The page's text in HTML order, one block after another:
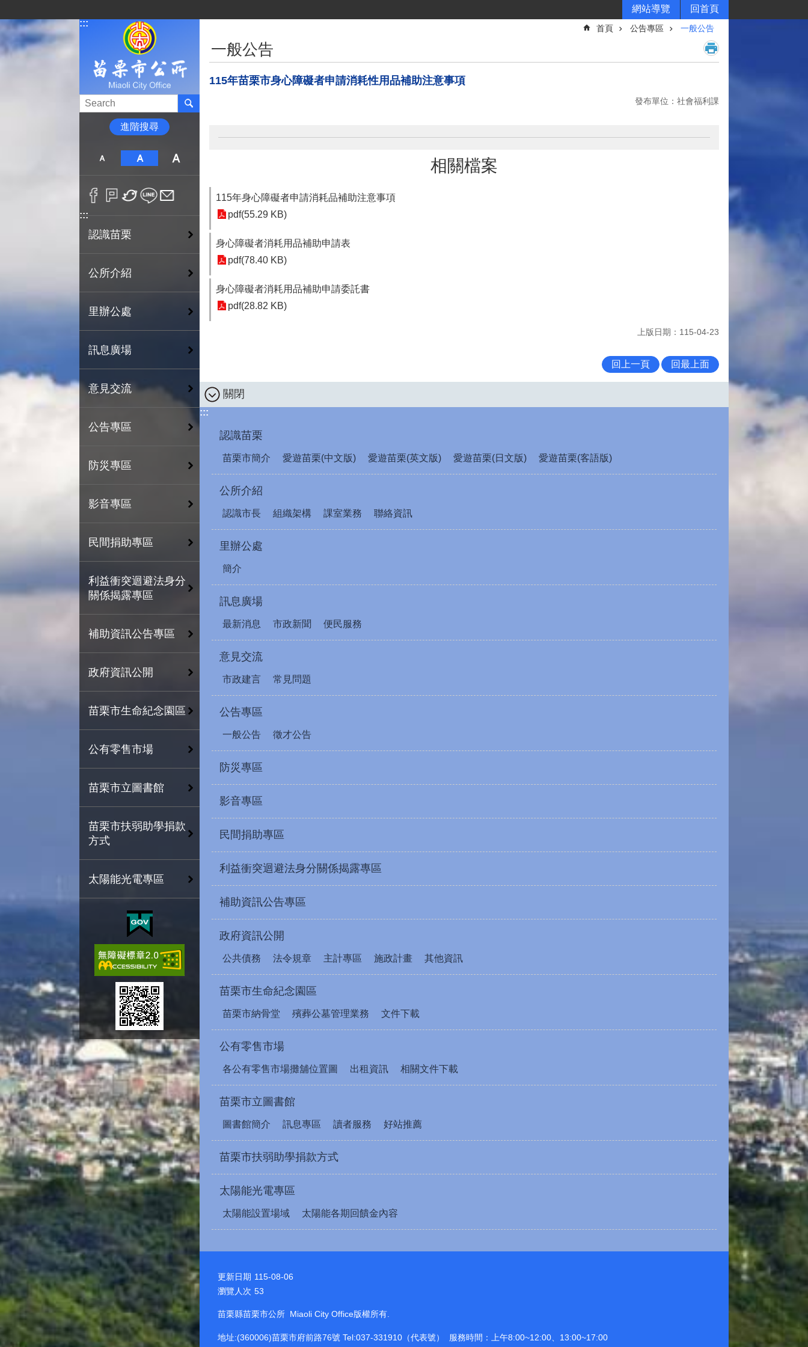
:::
網站導覽 回首頁
進階搜尋
:::
認識苗栗
公所介紹
里辦公處
訊息廣場
意見交流
公告專區
防災專區
影音專區
民間捐助專區
利益衝突迴避法身分
關係揭露專區
補助資訊公告專區
政府資訊公開
苗栗市生命紀念園區
公有零售市場
苗栗市立圖書館
苗栗市扶弱助學捐款
方式
太陽能光電專區
首頁 公告專區 一般公告
一般公告
115年苗栗市身心障礙者申請消耗性用品補助注意事項
發布單位：社會福利課
相關檔案
115年身心障礙者申請消耗品補助注意事項
pdf(55.29 KB)
身心障礙者消耗用品補助申請表
pdf(78.40 KB)
身心障礙者消耗用品補助申請委託書
pdf(28.82 KB)
上版日期：115-04-23
回上一頁 回最上面
關閉
:::
認識苗栗
苗栗市簡介 愛遊苗栗(中文版) 愛遊苗栗(英文版) 愛遊苗栗(日文版) 愛遊苗栗(客語版)
公所介紹
認識市長 組織架構 課室業務 聯絡資訊
里辦公處
簡介
訊息廣場
最新消息 市政新聞 便民服務
意見交流
市政建言 常見問題
公告專區
一般公告 徵才公告
防災專區
影音專區
民間捐助專區
利益衝突迴避法身分關係揭露專區
補助資訊公告專區
政府資訊公開
公共債務 法令規章 主計專區 施政計畫 其他資訊
苗栗市生命紀念園區
苗栗市納骨堂 殯葬公墓管理業務 文件下載
公有零售市場
各公有零售市場攤舖位置圖 出租資訊 相關文件下載
苗栗市立圖書館
圖書館簡介 訊息專區 讀者服務 好站推薦
苗栗市扶弱助學捐款方式
太陽能光電專區
太陽能設置場域 太陽能各期回饋金內容
更新日期 115-08-06
瀏覽人次 53
苗栗縣苗栗市公所 Miaoli City Office版權所有.
地址:(360006)苗栗市府前路76號 Tel:037-331910（代表號） 服務時間：上午8:00~12:00、13:00~17:00